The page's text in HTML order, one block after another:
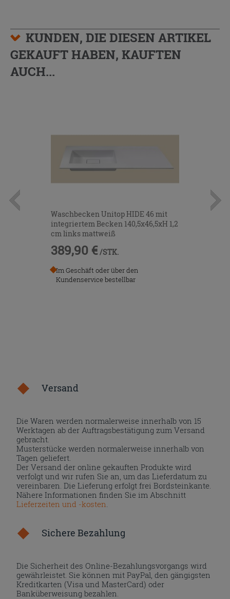
KUNDEN, DIE DIESEN ARTIKEL
GEKAUFT HABEN, KAUFTEN
AUCH...
Waschbecken Unitop HIDE 46 mit
integriertem Becken 140,5x46,5xH 1,2
cm links mattweiß
389,90 € /STK.
Im Geschäft oder über den
Kundenservice bestellbar
Versand
Die Waren werden normalerweise innerhalb von 15
Werktagen ab der Auftragsbestätigung zum Versand
gebracht.
Musterstücke werden normalerweise innerhalb von
Tagen geliefert.
Der Versand der online gekauften Produkte wird
verfolgt und wir rufen Sie an, um das Lieferdatum zu
vereinbaren. Die Lieferung erfolgt frei Bordsteinkante.
Nähere Informationen finden Sie im Abschnitt
Lieferzeiten und -kosten
Sichere Bezahlung
Die Sicherheit des Online-Bezahlungsvorgangs wird
gewährleistet. Sie können mit PayPal, den gängigsten
Kreditkarten (Visa und MasterCard) oder
Banküberweisung bezahlen.